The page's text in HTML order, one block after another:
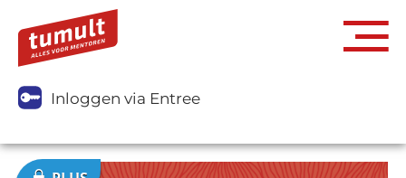
Inloggen via Entree